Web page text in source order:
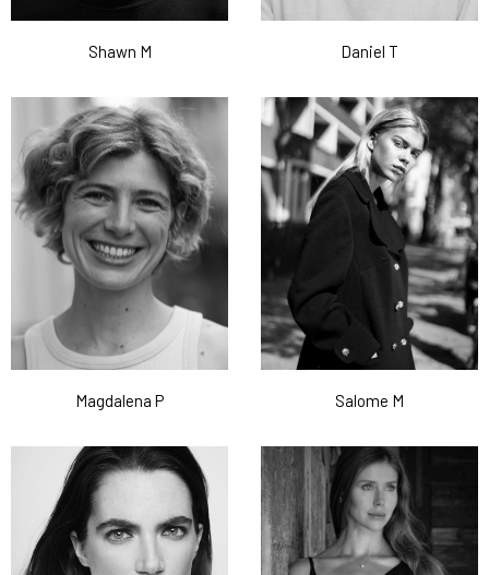
Shawn M Daniel T
Magdalena P Salome M